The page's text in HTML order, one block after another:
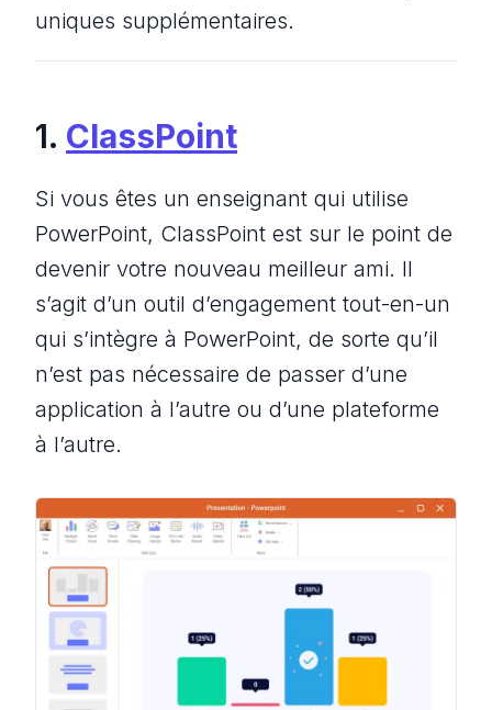
uniques supplémentaires.
1. ClassPoint
Si vous êtes un enseignant qui utilise
PowerPoint, ClassPoint est sur le point de
devenir votre nouveau meilleur ami. Il
s’agit d’un outil d’engagement tout-en-un
qui s’intègre à PowerPoint, de sorte qu’il
n’est pas nécessaire de passer d’une
application à l’autre ou d’une plateforme
à l’autre.